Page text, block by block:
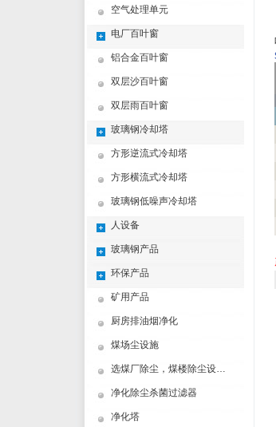
空气处理单元
电厂百叶窗
铝合金百叶窗
双层沙百叶窗
双层雨百叶窗
玻璃钢冷却塔
方形逆流式冷却塔
方形横流式冷却塔
玻璃钢低噪声冷却塔
人设备
玻璃钢产品
环保产品
矿用产品
厨房排油烟净化
煤场尘设施
选煤厂除尘，煤楼除尘设计制造方案
净化除尘杀菌过滤器
净化塔